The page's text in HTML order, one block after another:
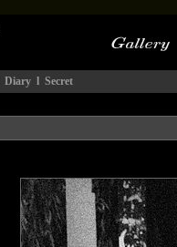
Diary l Secret